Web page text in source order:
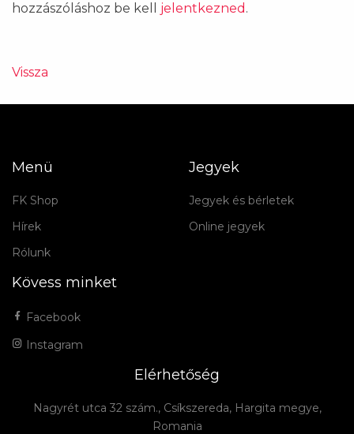
hozzászóláshoz be kell jelentkezned .
Vissza
Menü
FK Shop
Hírek
Rólunk
Jegyek
Jegyek és bérletek
Online jegyek
Kövess minket
Facebook
Instagram
Elérhetőség
Nagyrét utca 32 szám., Csíkszereda, Hargita megye,
Romania